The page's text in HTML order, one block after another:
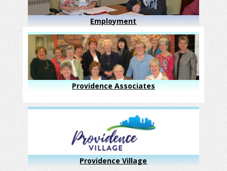
Employment
Providence Associates
Providence Village